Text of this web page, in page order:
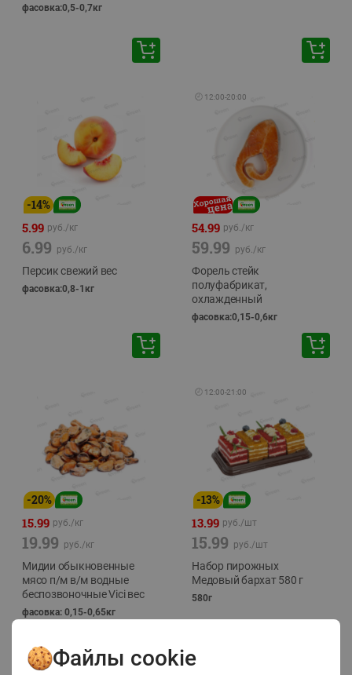
фасовка:0,5-0,7кг
-14%
5.99 руб./кг
6.99 руб./кг
Персик свежий вес
фасовка:0,8-1кг
🕘 12:00-20:00
54.99 руб./кг
59.99 руб./кг
Форель стейк
полуфабрикат,
охлажденный
фасовка:0,15-0,6кг
-20%
15.99 руб./кг
19.99 руб./кг
Мидии обыкновенные
мясо п/м в/м водные
беспозвоночные Vici вес
фасовка: 0,15-0,65кг
🕘 12:00-21:00
-13%
13.99 руб./шт
15.99 руб./шт
Набор пирожных
Медовый бархат 580 г
580г
Файлы cookie